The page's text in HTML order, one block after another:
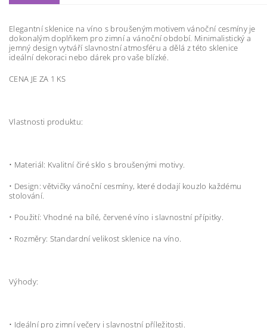
Elegantní sklenice na víno s broušeným motivem vánoční cesmíny je
dokonalým doplňkem pro zimní a vánoční období. Minimalistický a
jemný design vytváří slavnostní atmosféru a dělá z této sklenice
ideální dekoraci nebo dárek pro vaše blízké.
CENA JE ZA 1 KS
Vlastnosti produktu:
• Materiál: Kvalitní čiré sklo s broušenými motivy.
• Design: větvičky vánoční cesmíny, které dodají kouzlo každému
stolování.
• Použití: Vhodné na bílé, červené víno i slavnostní přípitky.
• Rozměry: Standardní velikost sklenice na víno.
Výhody:
• Ideální pro zimní večery i slavnostní příležitosti.